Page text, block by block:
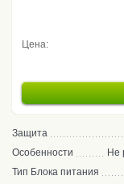
Цена:
Защита
Особенности
Не
Тип Блока питания